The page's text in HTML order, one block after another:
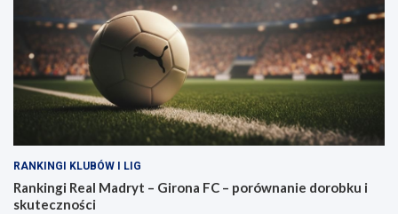
RANKINGI KLUBÓW I LIG
Rankingi Real Madryt – Girona FC – porównanie dorobku i
skuteczności